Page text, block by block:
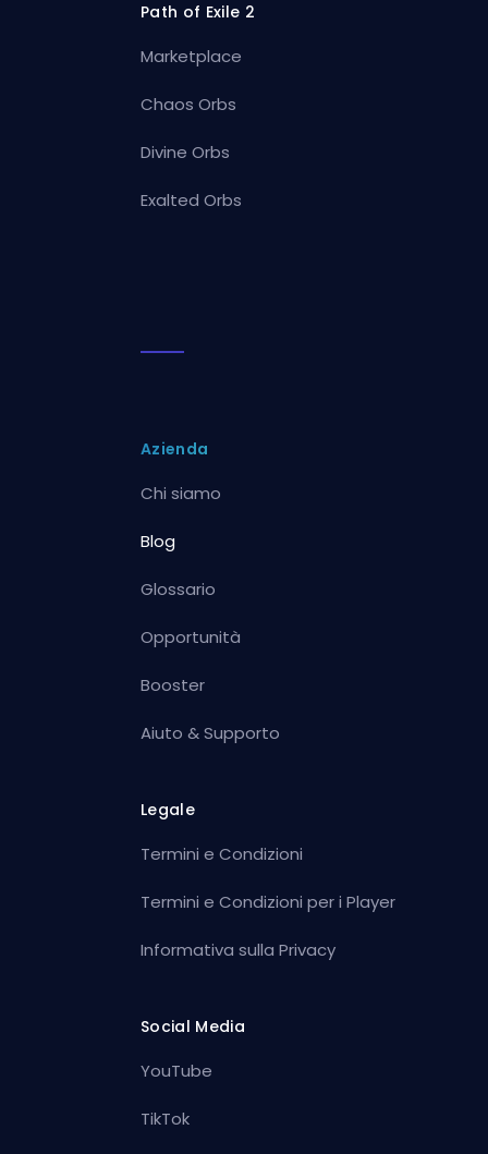
Path of Exile 2
Marketplace
Chaos Orbs
Divine Orbs
Exalted Orbs
Azienda
Chi siamo
Blog
Glossario
Opportunità
Booster
Aiuto & Supporto
Legale
Termini e Condizioni
Termini e Condizioni per i Player
Informativa sulla Privacy
Social Media
YouTube
TikTok